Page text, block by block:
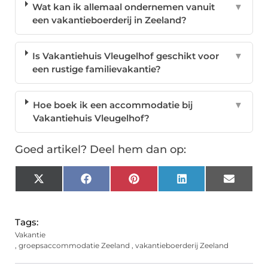
Wat kan ik allemaal ondernemen vanuit
een vakantieboerderij in Zeeland?
▼
Is Vakantiehuis Vleugelhof geschikt voor
een rustige familievakantie?
▼
Hoe boek ik een accommodatie bij
Vakantiehuis Vleugelhof?
▼
Goed artikel? Deel hem dan op:
X
(Twitter)
FacebookPinterest LinkedIn Email
Tags:
Vakantie
, groepsaccommodatie Zeeland , vakantieboerderij Zeeland